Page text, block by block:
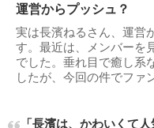
運営からプッシュ？
実は長濱ねるさん、運営
す。最近は、メンバーを
でした。垂れ目で癒し系
したが、今回の件でファ
「長濱は、かわいくて